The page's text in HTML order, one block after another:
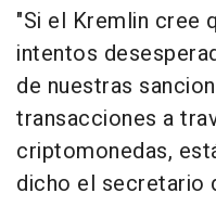
"Si el Kremlin cree
intentos
de nuestras
transacciones a
criptomonedas,
dicho el secretario